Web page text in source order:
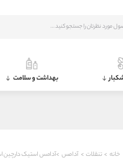
بهداشت و سلامت
خانه > تنقلات > آدامس >آدامس استیک